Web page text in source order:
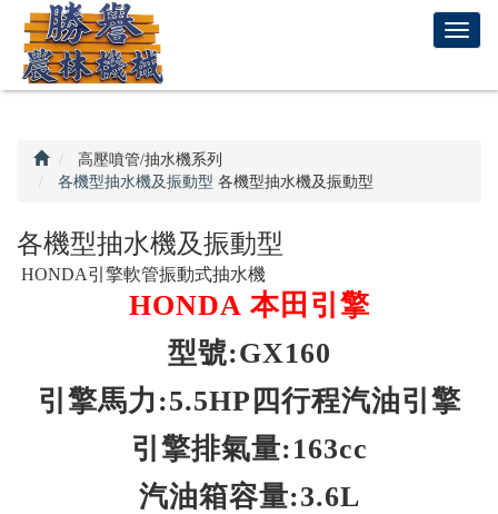
T
n
回
首
頁
高壓噴管/抽水機系列
各機型抽水機及振動型 各機型抽水機及振動型
各機型抽水機及振動型
HONDA引擎軟管振動式抽水機
HONDA 本田引擎
型號:GX160
引擎馬力:5.5HP四行程汽油引擎
引擎排氣量:163cc
汽油箱容量:3.6L